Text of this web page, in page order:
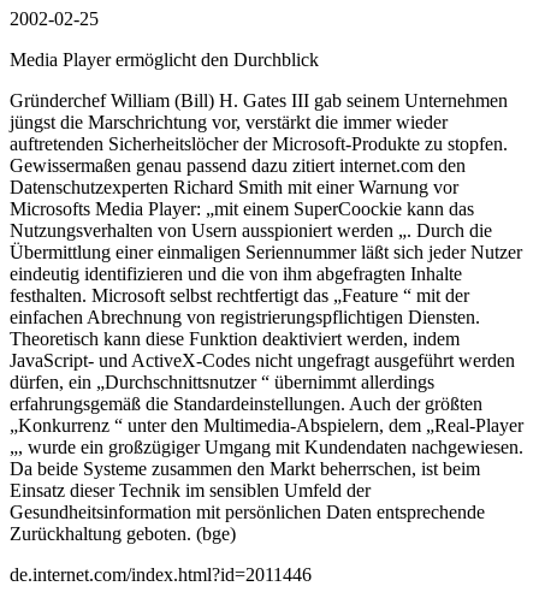
2002-02-25
Media Player ermöglicht den Durchblick
Gründerchef William (Bill) H. Gates III gab seinem Unternehmen
jüngst die Marschrichtung vor, verstärkt die immer wieder
auftretenden Sicherheitslöcher der Microsoft-Produkte zu stopfen.
Gewissermaßen genau passend dazu zitiert internet.com den
Datenschutzexperten Richard Smith mit einer Warnung vor
Microsofts Media Player: „mit einem SuperCoockie kann das
Nutzungsverhalten von Usern ausspioniert werden „. Durch die
Übermittlung einer einmaligen Seriennummer läßt sich jeder Nutzer
eindeutig identifizieren und die von ihm abgefragten Inhalte
festhalten. Microsoft selbst rechtfertigt das „Feature “ mit der
einfachen Abrechnung von registrierungspflichtigen Diensten.
Theoretisch kann diese Funktion deaktiviert werden, indem
JavaScript- und ActiveX-Codes nicht ungefragt ausgeführt werden
dürfen, ein „Durchschnittsnutzer “ übernimmt allerdings
erfahrungsgemäß die Standardeinstellungen. Auch der größten
„Konkurrenz “ unter den Multimedia-Abspielern, dem „Real-Player
„, wurde ein großzügiger Umgang mit Kundendaten nachgewiesen.
Da beide Systeme zusammen den Markt beherrschen, ist beim
Einsatz dieser Technik im sensiblen Umfeld der
Gesundheitsinformation mit persönlichen Daten entsprechende
Zurückhaltung geboten. (bge)
de.internet.com/index.html?id=2011446